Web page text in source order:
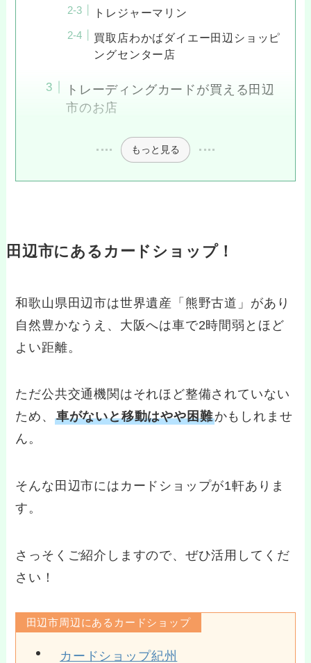
トレジャーマリン
買取店わかばダイエー田辺ショッピ
ングセンター店
トレーディングカードが買える田辺
市のお店
もっと見る
田辺市にあるカードショップ！
和歌山県田辺市は世界遺産「熊野古道」があり
自然豊かなうえ、大阪へは車で2時間弱とほど
よい距離。
ただ公共交通機関はそれほど整備されていない
ため、 車がないと移動はやや困難かもしれませ
ん。
そんな田辺市にはカードショップが1軒ありま
す。
さっそくご紹介しますので、ぜひ活用してくだ
さい！
田辺市周辺にあるカードショップ
カードショップ紀州